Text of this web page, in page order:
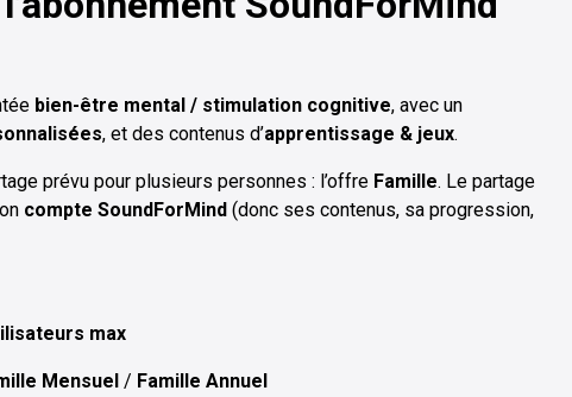
bien-être mental / stimulation cognitive, avec un
, et des contenus d’apprentissage & jeux.
prévu pour plusieurs personnes : l’offre Famille. Le partage
compte SoundForMind (donc ses contenus, sa progression,
max
Mensuel / Famille Annuel